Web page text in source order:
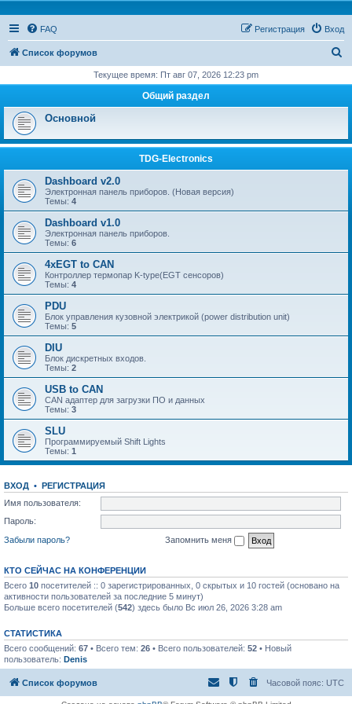
FAQ Вход
Регистрация
Список форумов
с
Текущее время: Пт авг 07, 2026 12:23 pm
Общий раздел
Основной
TDG-Electronics
Dashboard v2.0
Электронная панель приборов. (Новая версия)
Темы: 4
Dashboard v1.0
Электронная панель приборов.
Темы: 6
4xEGT to CAN
Контроллер термопар K-type(EGT сенсоров)
Темы: 4
PDU
Блок управления кузовной электрикой (power distribution unit)
Темы: 5
DIU
Блок дискретных входов.
Темы: 2
USB to CAN
CAN адаптер для загрузки ПО и данных
Темы: 3
SLU
Программируемый Shift Lights
Темы: 1
ВХОД • РЕГИСТРАЦИЯ
Имя пользователя:
Пароль:
Забыли пароль?
Запомнить меня
КТО СЕЙЧАС НА КОНФЕРЕНЦИИ
Всего 10 посетителей :: 0 зарегистрированных, 0 скрытых и 10 гостей (основано на
активности пользователей за последние 5 минут)
Больше всего посетителей (542) здесь было Вс июл 26, 2026 3:28 am
СТАТИСТИКА
Всего сообщений: 67 • Всего тем: 26 • Всего пользователей: 52 • Новый
пользователь: Denis
Список форумов Часовой пояс: UTC